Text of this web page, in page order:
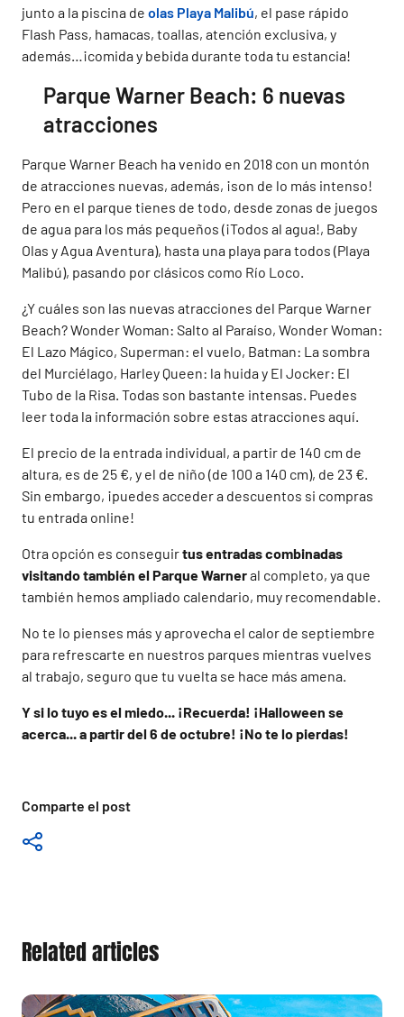
Comparte el post
junto a la piscina de olas Playa Malibú, el pase rápido
Flash Pass, hamacas, toallas, atención exclusiva, y
además…¡comida y bebida durante toda tu estancia!
Parque Warner Beach: 6 nuevas
atracciones
Parque Warner Beach ha venido en 2018 con un montón
de atracciones nuevas, además, ¡son de lo más intenso!
Pero en el parque tienes de todo, desde zonas de juegos
de agua para los más pequeños (¡Todos al agua!, Baby
Olas y Agua Aventura), hasta una playa para todos (Playa
Malibú), pasando por clásicos como Río Loco.
¿Y cuáles son las nuevas atracciones del Parque Warner
Beach? Wonder Woman: Salto al Paraíso, Wonder Woman:
El Lazo Mágico, Superman: el vuelo, Batman: La sombra
del Murciélago, Harley Queen: la huida y El Jocker: El
Tubo de la Risa. Todas son bastante intensas. Puedes
leer toda la información sobre estas atracciones aquí.
El precio de la entrada individual, a partir de 140 cm de
altura, es de 25 €, y el de niño (de 100 a 140 cm), de 23 €.
Sin embargo, ¡puedes acceder a descuentos si compras
tu entrada online!
Otra opción es conseguirtus entradas combinadas
visitando también el Parque Warneral completo, ya que
también hemos ampliado calendario, muy recomendable.
No te lo pienses más y aprovecha el calor de septiembre
para refrescarte en nuestros parques mientras vuelves
al trabajo, seguro que tu vuelta se hace más amena.
Y si lo tuyo es el miedo... ¡Recuerda! ¡Halloween se
acerca... a partir del 6 de octubre! ¡No te lo pierdas!
Related articles